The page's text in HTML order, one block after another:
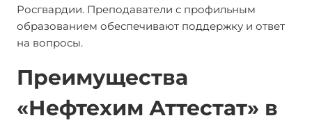
Росгвардии. Преподаватели с профильным
образованием обеспечивают поддержку и ответ
на вопросы.
Преимущества
«Нефтехим Аттестат» в